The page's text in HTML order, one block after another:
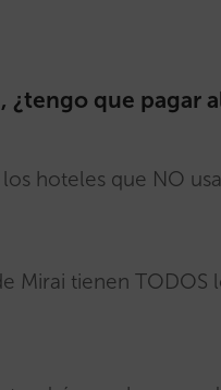
¿tengo que pagar
hoteles que NO
Mirai tienen TODOS